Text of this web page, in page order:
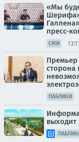
«Мы
пресс-
СМИ
ПАБЛИКИ